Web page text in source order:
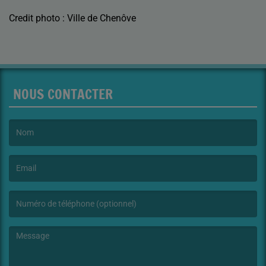
Credit photo : Ville de Chenôve
NOUS CONTACTER